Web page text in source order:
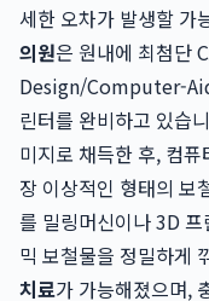
세한 오차가 발생할 가
의원은 원내에 최첨단
Design/Computer-
린터를 완비하고 있습
미지로 채득한 후, 컴
장 이상적인 형태의 보
를 밀링머신이나 3D
믹 보철물을 정밀하게
치료가 가능해졌으며,